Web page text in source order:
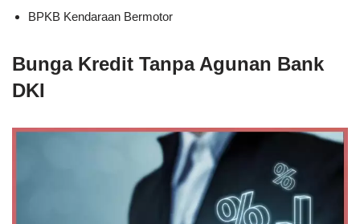
BPKB Kendaraan Bermotor
Bunga Kredit Tanpa Agunan Bank
DKI